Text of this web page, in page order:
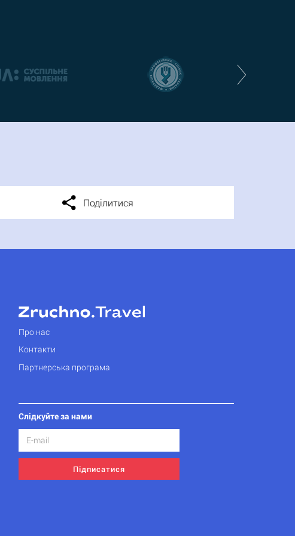
Поділитися
Про нас
Контакти
Партнерська програма
Слідкуйте за нами
Підписатися